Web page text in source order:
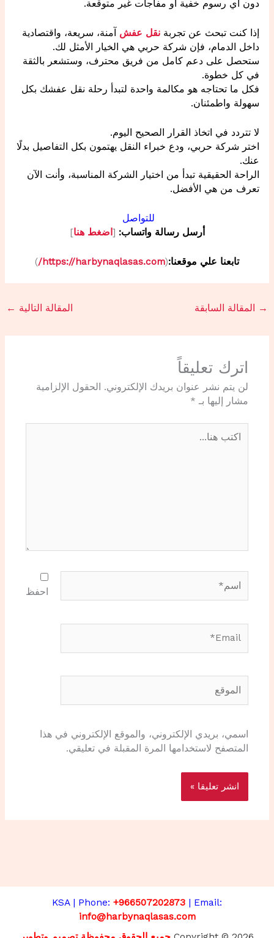
دون أي رسوم خفية أو مفاجآت غير متوقعة.
إذا كنت تبحث عن تجربة نقل عفش آمنة، سريعة، واقتصادية
داخل الدمام، فإن شركة حربي هي الخيار الأمثل لك.
ستحصل على دعم كامل من فريق محترف، وستشعر بالثقة
في كل خطوة.
فكل ما تحتاجه هو مكالمة واحدة لتبدأ رحلة نقل عفشك بكل
سهولة واطمئنان.
لا تتردد في اتخاذ القرار الصحيح اليوم.
اختر شركة حربي، ودع خبراء النقل يهتمون بكل التفاصيل بدلًا
عنك.
الراحة الحقيقية تبدأ من اختيار الشركة المناسبة، وأنت الآن
تعرف من هي الأفضل.
للتواصل
أرسل رسالة واتساب: [ اضغط هنا]
تابعنا علي موقعنا:(
https://harbynaqlasas.com/
)
→ المقالة السابقة المقالة التالية ←
اترك تعليقاً
لن يتم نشر عنوان بريدك الإلكتروني.
الحقول الإلزامية
مشار إليها بـ *
هنا...
احفظ
اسمي، بريدي الإلكتروني، والموقع الإلكتروني في هذا
المتصفح لاستخدامها المرة المقبلة في تعليقي.
KSA | Phone: +966507202873
| Email:
info@harbynaqlasas.com